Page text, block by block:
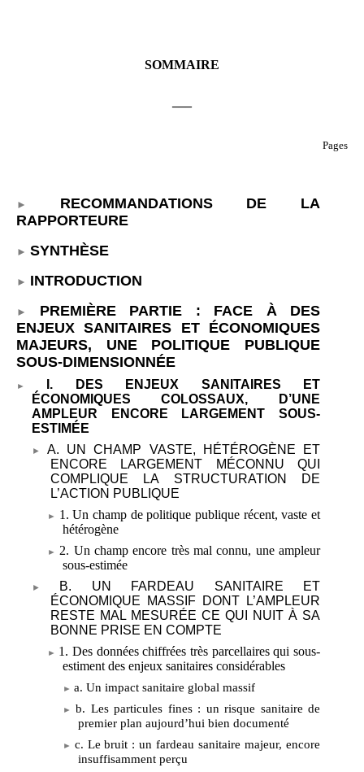
SOMMAIRE
Pages
RECOMMANDATIONS DE LA
RAPPORTEURE
SYNTHÈSE
INTRODUCTION
PREMIÈRE PARTIE
: FACE À DES
ENJEUX SANITAIRES ET ÉCONOMIQUES
MAJEURS, UNE POLITIQUE PUBLIQUE
SOUS-DIMENSIONNÉE
I. DES ENJEUX SANITAIRES ET
ÉCONOMIQUES COLOSSAUX, D’UNE
AMPLEUR ENCORE LARGEMENT SOUS-
ESTIMÉE
A. UN CHAMP VASTE, HÉTÉROGÈNE ET
ENCORE LARGEMENT MÉCONNU QUI
COMPLIQUE LA STRUCTURATION DE
L’ACTION PUBLIQUE
1. Un champ de politique publique récent, vaste et
hétérogène
2. Un champ encore très mal connu, une ampleur
sous-estimée
B. UN FARDEAU SANITAIRE ET
ÉCONOMIQUE MASSIF DONT L’AMPLEUR
RESTE MAL MESURÉE CE QUI NUIT À SA
BONNE PRISE EN COMPTE
1. Des données chiffrées très parcellaires qui sous-
estiment des enjeux sanitaires considérables
a. Un impact sanitaire global massif
b. Les particules fines : un risque sanitaire de
premier plan aujourd’hui bien documenté
c. Le bruit : un fardeau sanitaire majeur, encore
insuffisamment perçu